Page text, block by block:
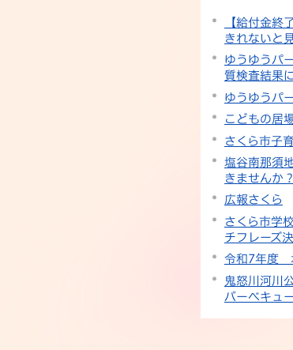
【給付金終
きれないと
ゆうゆうパ
質検査結果
ゆうゆうパ
こどもの居
さくら市子
塩谷南那須
きませんか？
広報さくら
さくら市学
チフレーズ
令和7年度
鬼怒川河川
バーベキュ